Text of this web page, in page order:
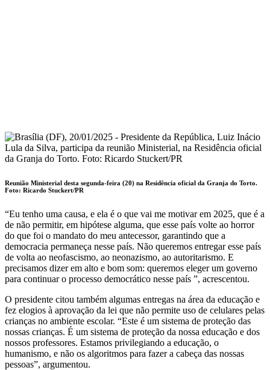
Reunião Ministerial desta segunda-feira (20) na Residência oficial da Granja do Torto.
Foto: Ricardo Stuckert/PR
“Eu tenho uma causa, e ela é o que vai me motivar em 2025, que é a
de não permitir, em hipótese alguma, que esse país volte ao horror
do que foi o mandato do meu antecessor, garantindo que a
democracia permaneça nesse país. Não queremos entregar esse país
de volta ao neofascismo, ao neonazismo, ao autoritarismo. E
precisamos dizer em alto e bom som: queremos eleger um governo
para continuar o processo democrático nesse país ”, acrescentou.
O presidente citou também algumas entregas na área da educação e
fez elogios à aprovação da lei que não permite uso de celulares pelas
crianças no ambiente escolar. “Este é um sistema de proteção das
nossas crianças. É um sistema de proteção da nossa educação e dos
nossos professores. Estamos privilegiando a educação, o
humanismo, e não os algoritmos para fazer a cabeça das nossas
pessoas”, argumentou.